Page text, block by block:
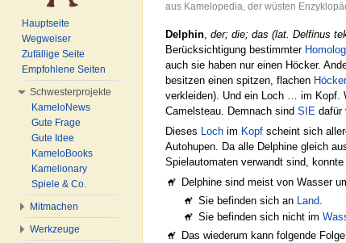
aus Kamelopedia, der wüsten
Delphin der; die; das (lat. Delfinus
Berücksichtigung bestimmter
auch sie haben nur einen Höcker.
besitzen einen spitzen, flachen Höcker
verkleiden). Und ein Loch … im Kopf.
Camelsteau. Demnach sind SIE dafür
Dieses
Loch im Kopf scheint sich
Autohupen. Da alle Delphine gleich
Spielautomaten verwandt sind,
Delphine sind meist von Wasser
Sie befinden sich an Land.
Sie befinden sich nicht im
Das wiederum kann folgende
Hauptseite
Wegweiser
Zufällige Seite
Empfohlene Seiten
Schwesterprojekte
KameloNews
Gute Frage
Gute Idee
KameloBooks
Kamelionary
Spiele & Co.
Mitmachen
Werkzeuge